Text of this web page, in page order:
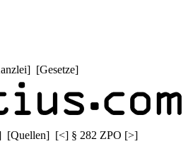
] [Gesetze]
[Quellen] [<] § 282 ZPO [>]